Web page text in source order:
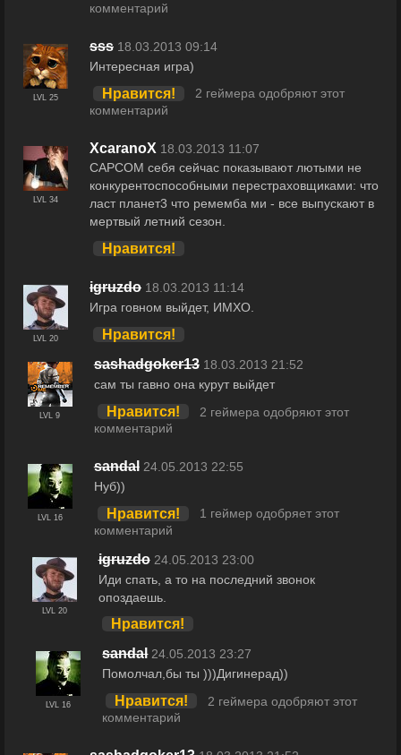
комментарий
LVL 25
sss 18.03.2013 09:14
Интересная игра)
Нравится!
2 геймера одобряют этот
комментарий
LVL 34
XcaranoX 18.03.2013 11:07
САРСОМ себя сейчас показывают лютыми не
конкурентоспособными перестраховщиками: что
ласт планет3 что ремемба ми - все выпускают в
мертвый летний сезон.
Нравится!
LVL 20
igruzdo 18.03.2013 11:14
Игра говном выйдет, ИМХО.
Нравится!
LVL 9
sashadgoker13 18.03.2013 21:52
сам ты гавно она курут выйдет
Нравится!
2 геймера одобряют этот
комментарий
LVL 16
sandal 24.05.2013 22:55
Нуб))
Нравится!
1 геймер одобряет этот
комментарий
LVL 20
igruzdo 24.05.2013 23:00
Иди спать, а то на последний звонок
опоздаешь.
Нравится!
LVL 16
sandal 24.05.2013 23:27
Помолчал,бы ты )))Дигинерад))
Нравится!
2 геймера одобряют этот
комментарий